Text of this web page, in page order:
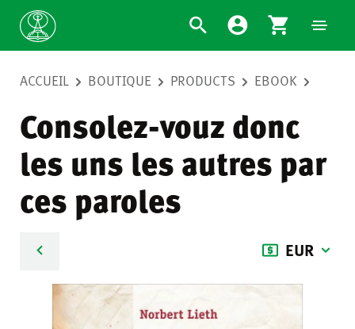
ACCUEIL BOUTIQUE PRODUCTS EBOOK
Consolez-vouz donc
les uns les autres par
ces paroles
EUR